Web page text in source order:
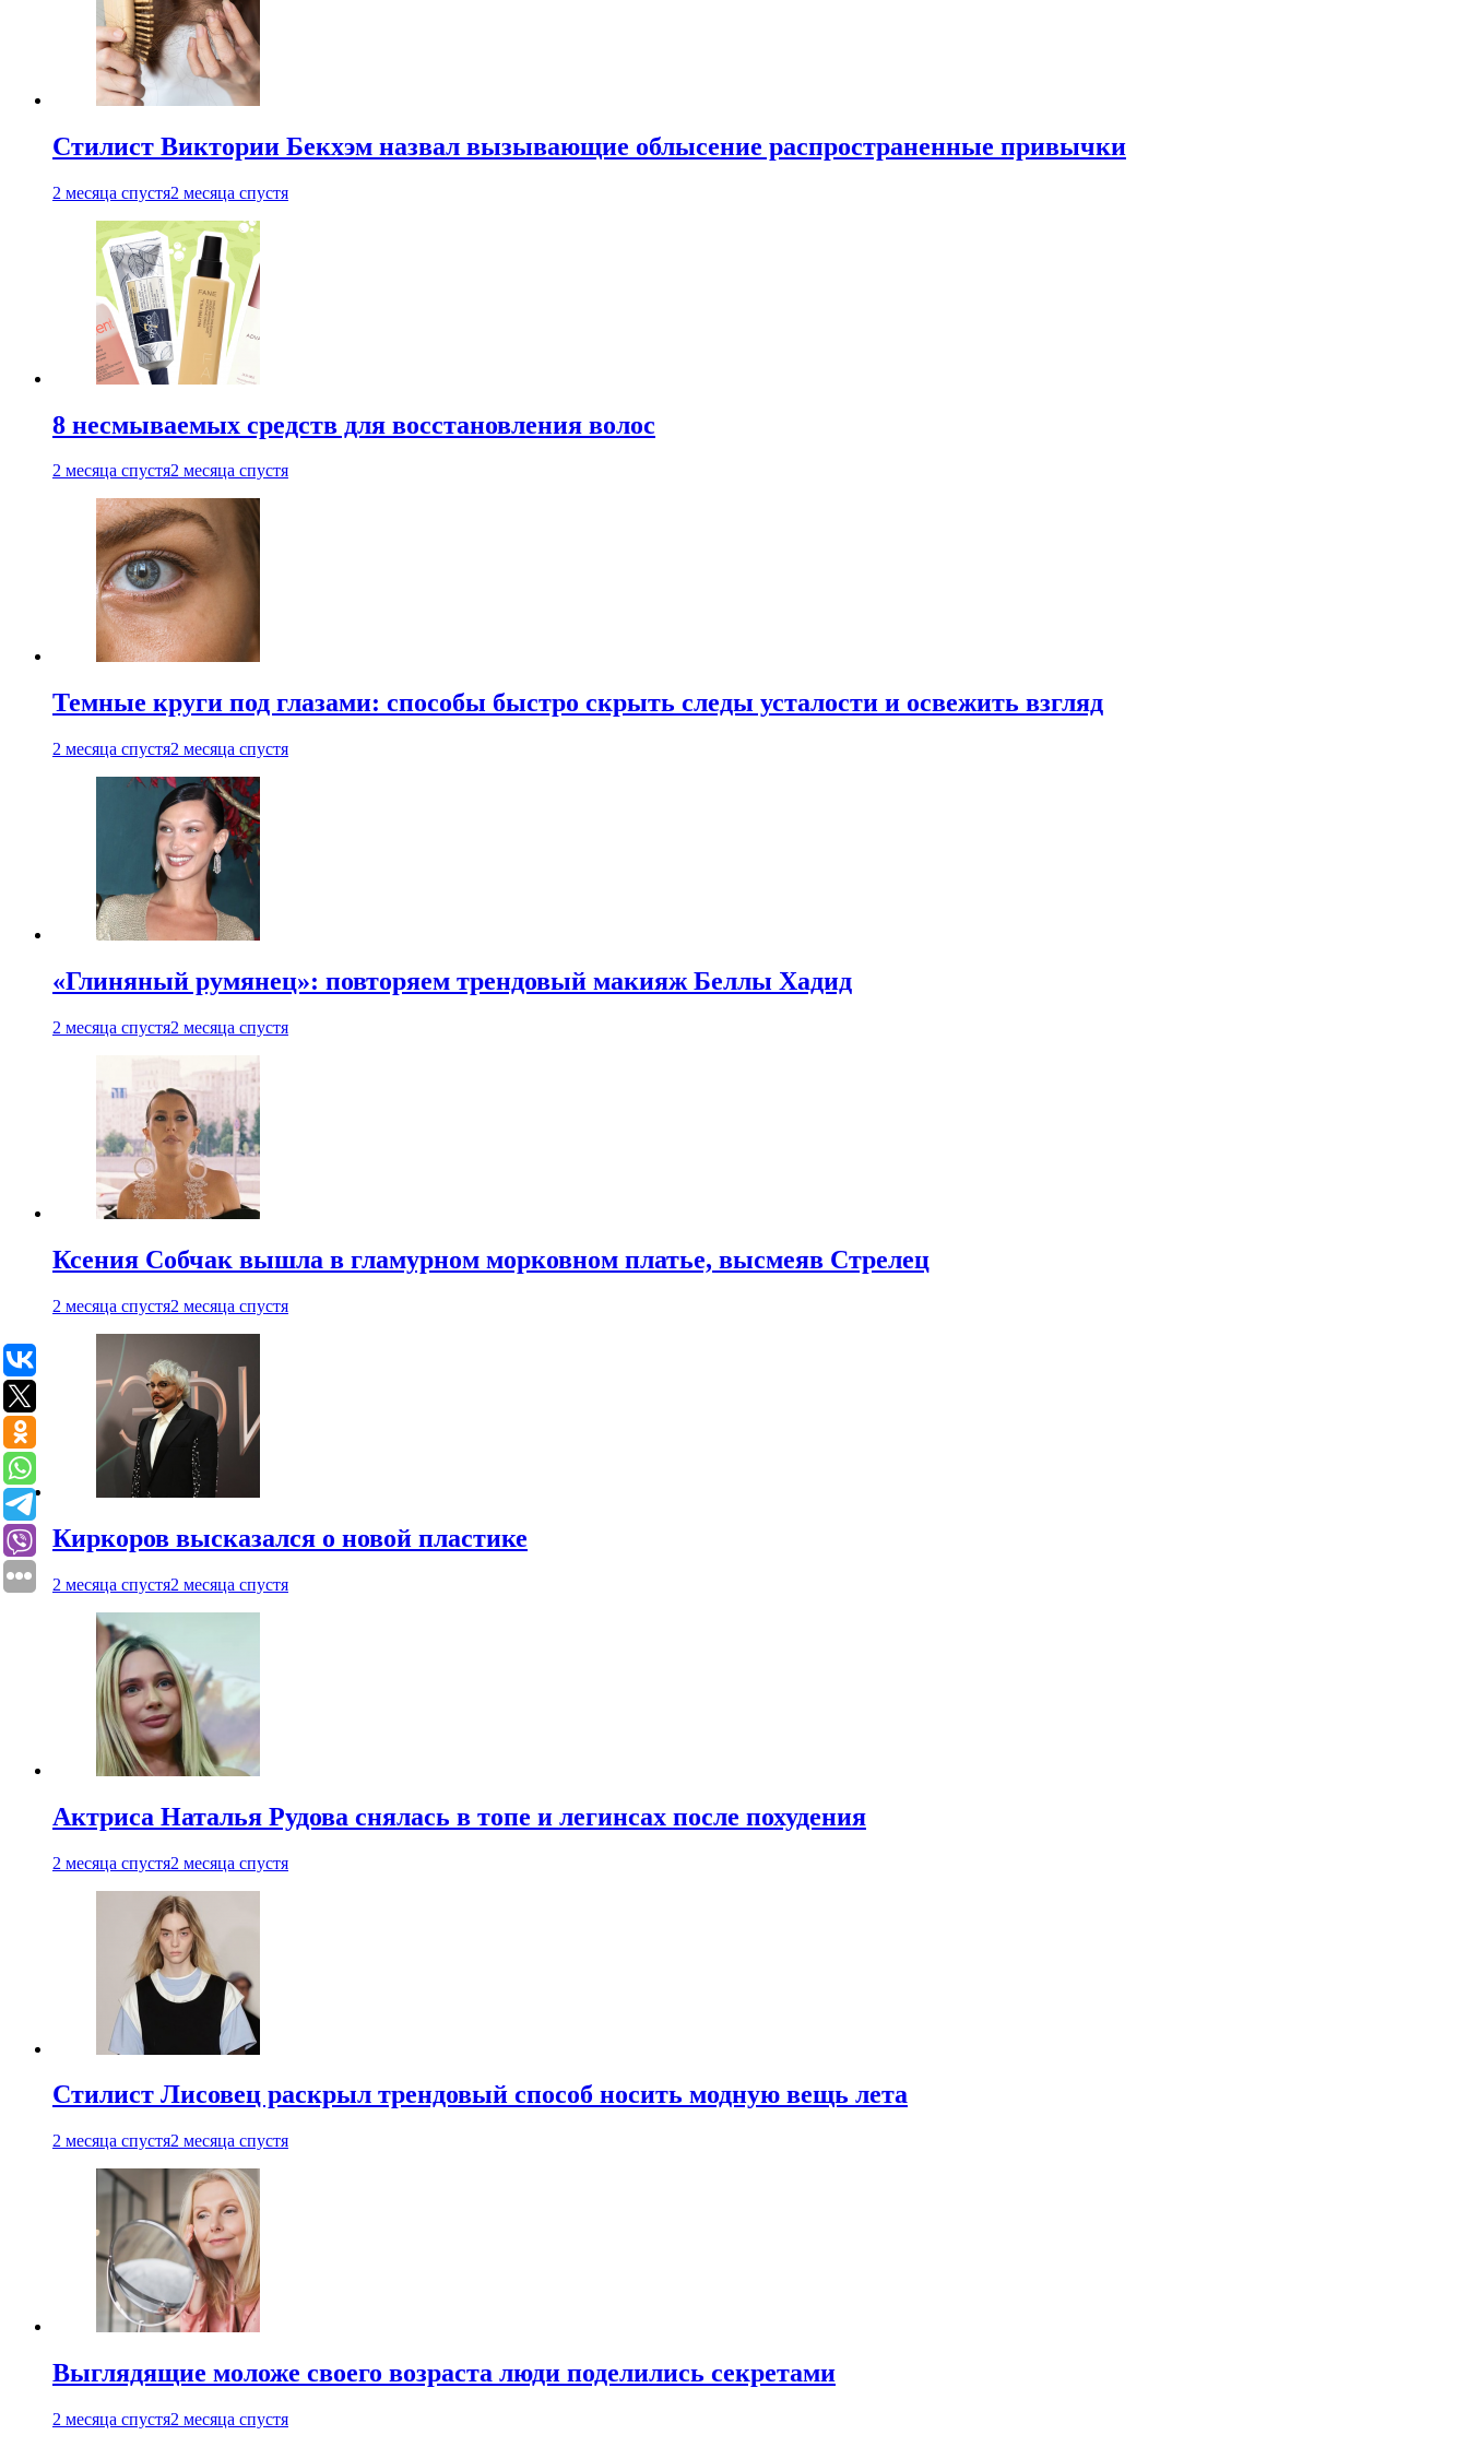
Стилист Виктории Бекхэм назвал вызывающие облысение распространенные привычки
2 месяца спустя2 месяца спустя
8 несмываемых средств для восстановления волос
2 месяца спустя2 месяца спустя
Темные круги под глазами: способы быстро скрыть следы усталости и освежить взгляд
2 месяца спустя2 месяца спустя
«Глиняный румянец»: повторяем трендовый макияж Беллы Хадид
2 месяца спустя2 месяца спустя
Ксения Собчак вышла в гламурном морковном платье, высмеяв Стрелец
2 месяца спустя2 месяца спустя
Киркоров высказался о новой пластике
2 месяца спустя2 месяца спустя
Актриса Наталья Рудова снялась в топе и легинсах после похудения
2 месяца спустя2 месяца спустя
Стилист Лисовец раскрыл трендовый способ носить модную вещь лета
2 месяца спустя2 месяца спустя
Выглядящие моложе своего возраста люди поделились секретами
2 месяца спустя2 месяца спустя